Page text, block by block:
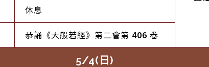
休息
恭誦《大般若經》第二會第 406 卷
5/4(日)